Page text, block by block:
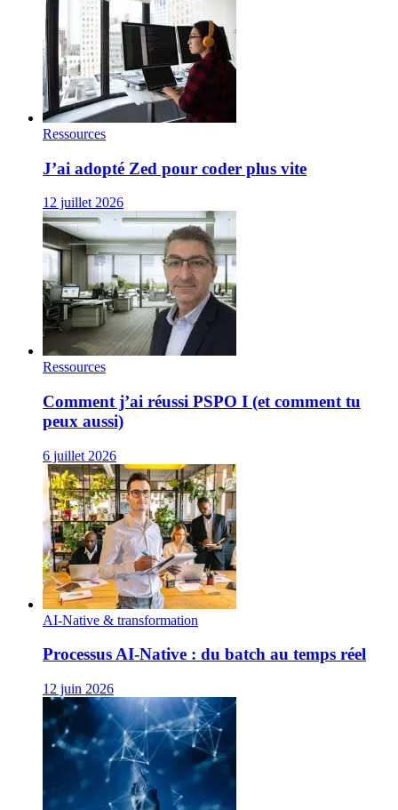
Ressources
J’ai adopté Zed pour coder plus vite
12 juillet 2026
Ressources
Comment j’ai réussi PSPO I (et comment tu
peux aussi)
6 juillet 2026
AI-Native & transformation
Processus AI‑Native : du batch au temps réel
12 juin 2026